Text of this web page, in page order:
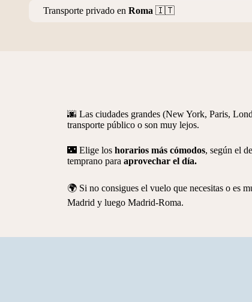
Transporte privado en Roma 🇮🇹
🌆 Las ciudades grandes (New York, Paris,
transporte público o son muy lejos.
🌃 Elige los horarios más cómodos, según el
temprano para aprovechar el día.
🌍 Si no consigues el vuelo que necesitas o es
Madrid y luego Madrid-Roma.